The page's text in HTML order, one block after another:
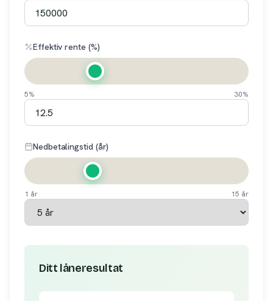
Effektiv rente (%)
5% 30%
Nedbetalingstid (år)
1 år 15 år
Ditt låneresultat